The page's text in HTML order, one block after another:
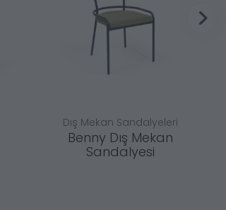
Dış Mekan Sandalyeleri
Benny Dış Mekan
Sandalyesi